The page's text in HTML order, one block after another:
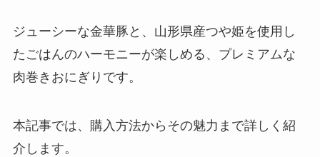
ジューシーな金華豚と、山形県産つや姫を使用し
たごはんのハーモニーが楽しめる、プレミアムな
肉巻きおにぎりです。
本記事では、購入方法からその魅力まで詳しく紹
介します。